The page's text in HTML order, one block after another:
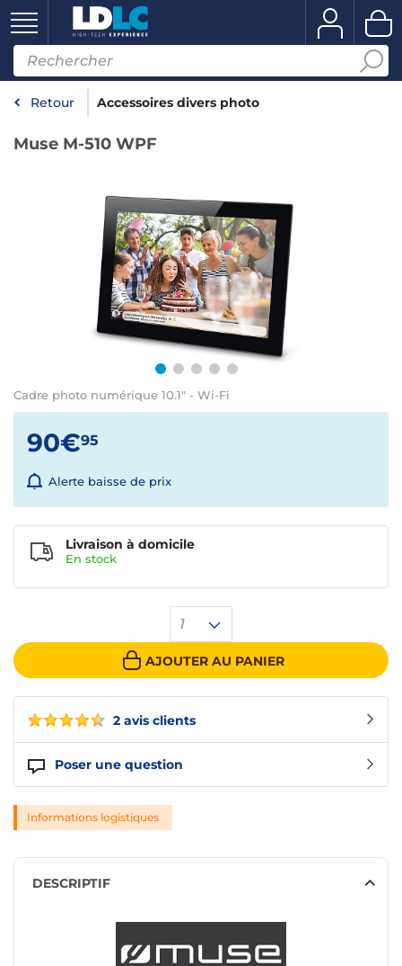
Retour Accessoires divers photo
Muse M-510 WPF
Cadre photo numérique 10.1" - Wi-Fi
2 avis clients
Poser une question
90€95
Alerte baisse de prix
1
AJOUTER AU PANIER
Livraison à domicile
En stock
Informations logistiques
DESCRIPTIF